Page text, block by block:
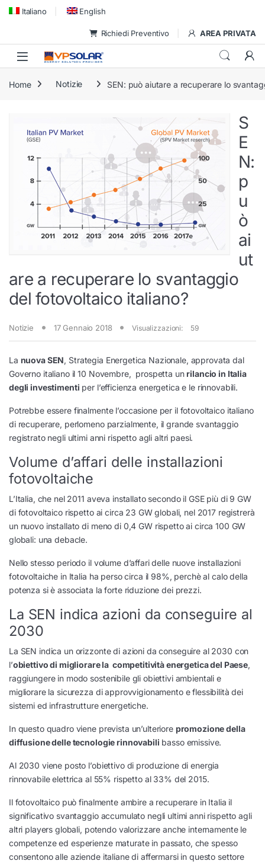
Skip to navigation
Skip to content
Italiano English
Richiedi Preventivo AREA PRIVATA
Home Notizie SEN: può aiutare a recuperare lo
S
E
N:
p
u
ò
ai
ut
are a recuperare lo svantaggio
del fotovoltaico italiano?
Notizie 17 Gennaio 2018 Visualizzazioni: 59
La nuova SEN, Strategia Energetica Nazionale, approvata dal
Governo italiano il 10 Novembre, prospetta unrilancio in Italia
degli investimenti per l’efficienza energetica e le rinnovabili.
Potrebbe essere finalmente l’occasione per il fotovoltaico italiano
di recuperare, perlomeno parzialmente, il grande svantaggio
registrato negli ultimi anni rispetto agli altri paesi.
Volume d’affari delle installazioni
fotovoltaiche
L’Italia, che nel 2011 aveva installato secondo il GSE più di 9 GW
di fotovoltaico rispetto ai circa 23 GW globali, nel 2017 registrerà
un nuovo installato di meno di 0,4 GW rispetto ai circa 100 GW
globali: una debacle.
Nello stesso periodo il volume d’affari delle nuove installazioni
fotovoltaiche in Italia ha perso circa il 98%, perchè al calo della
potenza si è associata la forte riduzione dei prezzi.
La SEN indica azioni da conseguire al
2030
La SEN indica un orizzonte di azioni da conseguire al 2030 con
l’obiettivo di migliorare la competitività energetica del Paese,
raggiungere in modo sostenibile gli obiettivi ambientali e
migliorare la sicurezza di approvvigionamento e flessibilità dei
sistemi ed infrastrutture energetiche.
In questo quadro viene prevista un’ulteriore promozione della
diffusione delle tecnologie rinnovabili basso emissive.
Al 2030 viene posto l’obiettivo di produzione di energia
rinnovabile elettrica al 55% rispetto al 33% del 2015.
Il fotovoltaico può finalmente ambire a recuperare in Italia il
significativo svantaggio accumulato negli ultimi anni rispetto agli
altri players globali, potendo valorizzare anche internamente le
competenze ed esperienze maturate in passato, che spesso
consentono alle aziende italiane di affermarsi in questo settore